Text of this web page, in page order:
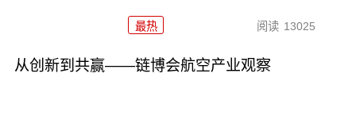
最热 阅读 13025
从创新到共赢——链博会航空产业观察